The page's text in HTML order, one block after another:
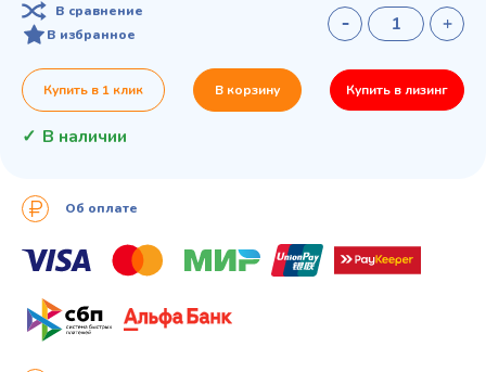
В сравнение
В избранное
Купить в 1 клик В корзину Купить в лизинг
В наличии
Об оплате